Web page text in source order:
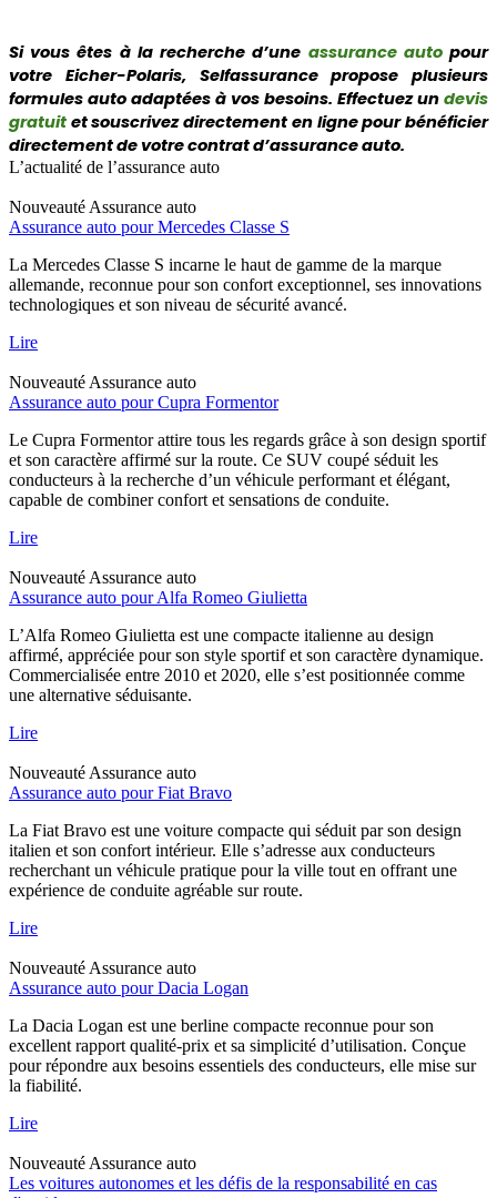
Si vous êtes à la recherche d’une assurance autopour
votre Eicher-Polaris, Selfassurance propose plusieurs
formules auto adaptées à vos besoins. Effectuez un devis
gratuit et souscrivez directement en ligne pour bénéficier
directement de votre contrat d’assurance auto.
L’actualité de l’assurance auto
Nouveauté Assurance auto
Assurance auto pour Mercedes Classe S
La Mercedes Classe S incarne le haut de gamme de la marque
allemande, reconnue pour son confort exceptionnel, ses innovations
technologiques et son niveau de sécurité avancé.
Lire
Nouveauté Assurance auto
Assurance auto pour Cupra Formentor
Le Cupra Formentor attire tous les regards grâce à son design sportif
et son caractère affirmé sur la route. Ce SUV coupé séduit les
conducteurs à la recherche d’un véhicule performant et élégant,
capable de combiner confort et sensations de conduite.
Lire
Nouveauté Assurance auto
Assurance auto pour Alfa Romeo Giulietta
L’Alfa Romeo Giulietta est une compacte italienne au design
affirmé, appréciée pour son style sportif et son caractère dynamique.
Commercialisée entre 2010 et 2020, elle s’est positionnée comme
une alternative séduisante.
Lire
Nouveauté Assurance auto
Assurance auto pour Fiat Bravo
La Fiat Bravo est une voiture compacte qui séduit par son design
italien et son confort intérieur. Elle s’adresse aux conducteurs
recherchant un véhicule pratique pour la ville tout en offrant une
expérience de conduite agréable sur route.
Lire
Nouveauté Assurance auto
Assurance auto pour Dacia Logan
La Dacia Logan est une berline compacte reconnue pour son
excellent rapport qualité-prix et sa simplicité d’utilisation. Conçue
pour répondre aux besoins essentiels des conducteurs, elle mise sur
la fiabilité.
Lire
Nouveauté Assurance auto
Les voitures autonomes et les défis de la responsabilité en cas